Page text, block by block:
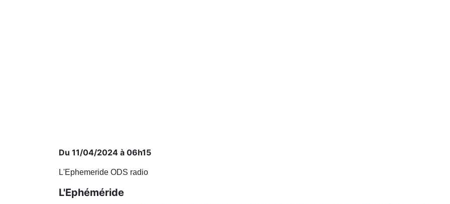
Du 11/04/2024 à 06h15
L'Ephemeride ODS radio
L'Ephéméride